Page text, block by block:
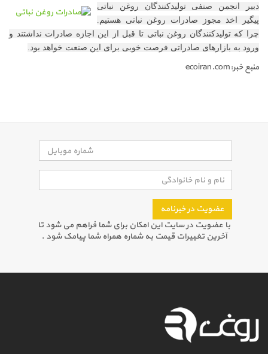
دبیر انجمن صنفی تولیدکنندگان روغن نباتی
پیگیر اخذ مجوز صادرات روغن نباتی هستیم.
چرا که تولیدکنندگان روغن نباتی تا قبل از این اجازه صادرات نداشتند و
ورود به بازارهای صادراتی فرصت خوبی برای این صنعت خواهد بود.
منبع خبر:ecoiran.com
عضویت در خبرنامه
با عضویت در سایت این امکان برای شما فراهم می شود تا
آخرین تغییرات قیمت به شماره همراه شما پیامک شود .